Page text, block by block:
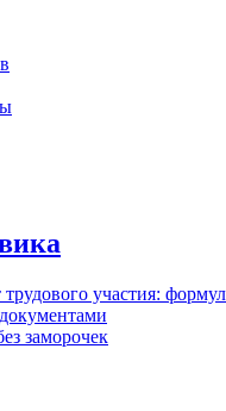
участия:
заморочек